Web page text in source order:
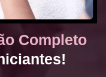
Completo